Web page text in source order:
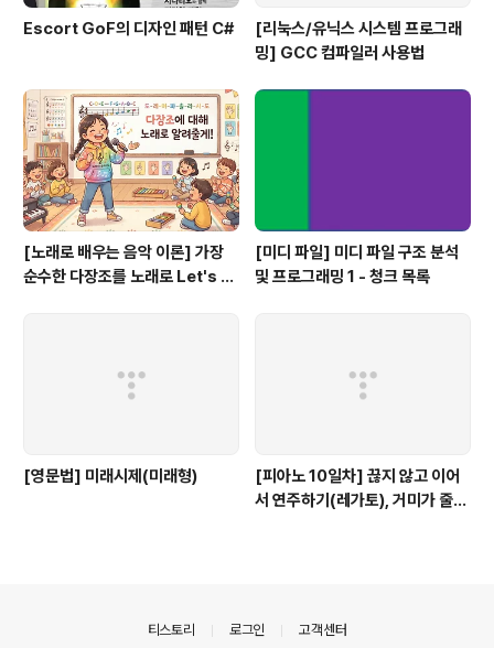
Escort GoF의 디자인 패턴 C#
[리눅스/유닉스 시스템 프로그래
밍] GCC 컴파일러 사용법
[노래로 배우는 음악 이론] 가장
순수한 다장조를 노래로 Let's G
[미디 파일] 미디 파일 구조 분석
및 프로그래밍 1 - 청크 목록
[영문법] 미래시제(미래형)
[피아노 10일차] 끊지 않고 이어
서 연주하기(레가토), 거미가 줄을
티스토리 로그인 고객센터